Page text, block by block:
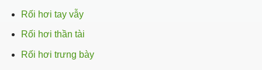
Rối hơi tay vẫy
Rối hơi thần tài
Rối hơi trưng bày